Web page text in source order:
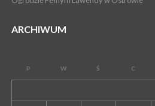
ARCHIWUM
P W Ś C